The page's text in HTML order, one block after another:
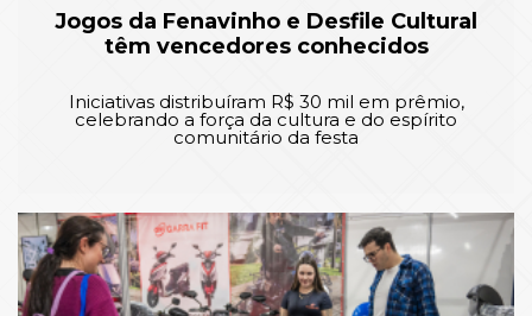
Jogos da Fenavinho e Desfile Cultural
têm vencedores conhecidos
Iniciativas distribuíram R$ 30 mil em prêmio,
celebrando a força da cultura e do espírito
comunitário da festa